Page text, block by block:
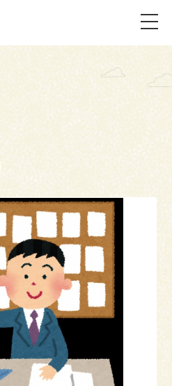
パーツギャラリー
リフォーム